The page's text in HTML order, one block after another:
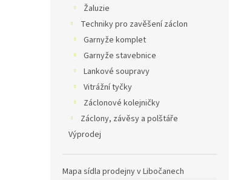
Žaluzie
Techniky pro zavěšení záclon
Garnyže komplet
Garnyže stavebnice
Lankové soupravy
Vitrážní tyčky
Záclonové kolejničky
Záclony, závěsy a polštáře
Výprodej
Mapa sídla prodejny v Libočanech